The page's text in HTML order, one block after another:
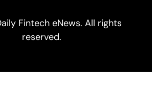
Fintech eNews. All rights
reserved.